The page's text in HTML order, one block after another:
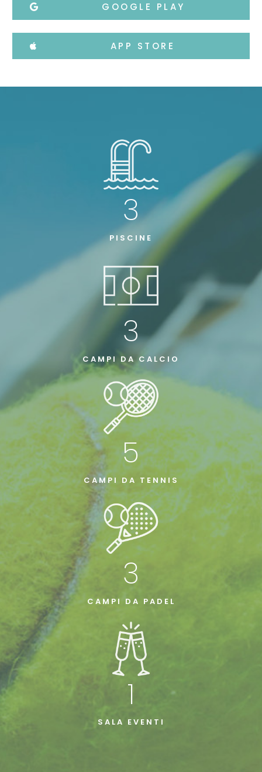
GOOGLE PLAY
APP STORE
3
PISCINE
3
CAMPI DA CALCIO
5
CAMPI DA TENNIS
3
CAMPI DA PADEL
1
SALA EVENTI